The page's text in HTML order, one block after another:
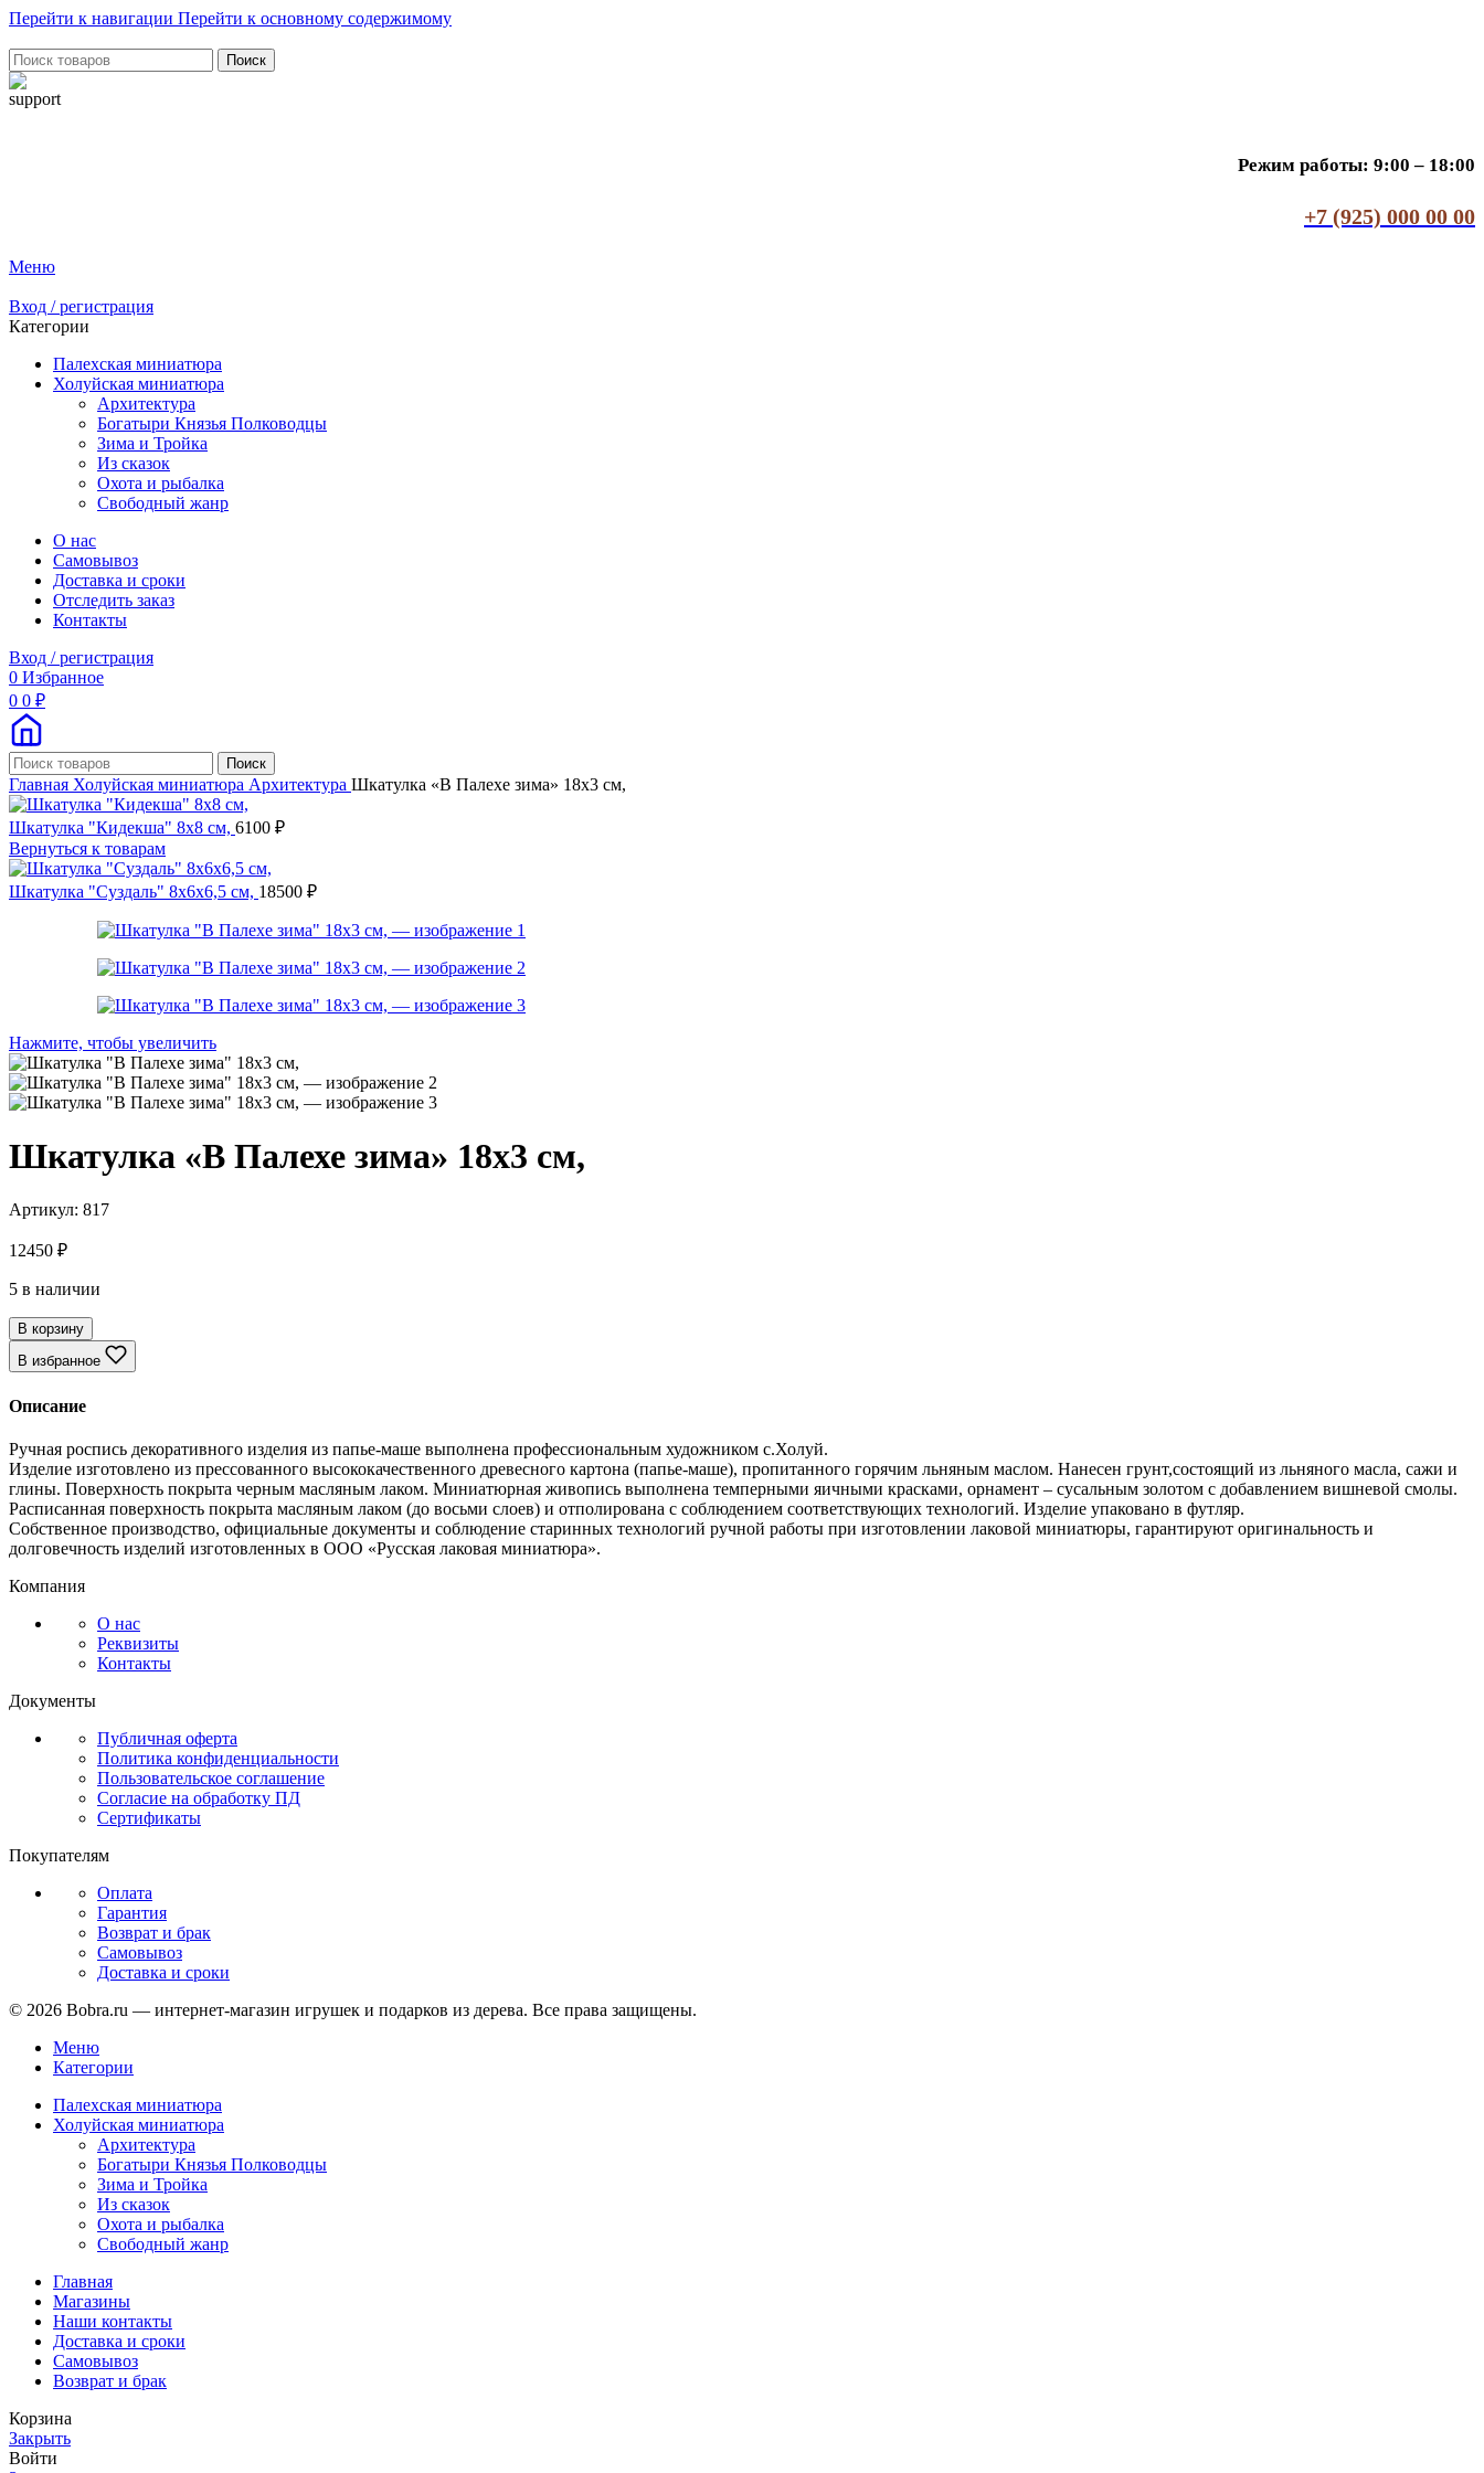
Перейти к навигации Перейти к основному содержимому
Поиск
Режим работы: 9:00 – 18:00
+7 (925) 000 00 00
Меню
Вход / регистрация
Категории
Палехская миниатюра
Холуйская миниатюра
Архитектура
Богатыри Князья Полководцы
Зима и Тройка
Из сказок
Охота и рыбалка
Свободный жанр
О нас
Самовывоз
Доставка и сроки
Отследить заказ
Контакты
Вход / регистрация
0 Избранное
0 0 ₽
Поиск
Главная Холуйская миниатюра Архитектура Шкатулка «В Палехе зима» 18х3 см,
Шкатулка "Кидекша" 8х8 см, 6100 ₽
Вернуться к товарам
Шкатулка "Суздаль" 8х6х6,5 см, 18500 ₽
Нажмите, чтобы увеличить
Шкатулка «В Палехе зима» 18х3 см,
Артикул: 817
12450 ₽
5 в наличии
В корзину
В избранное
Описание
Ручная роспись декоративного изделия из папье-маше выполнена профессиональным художником с.Холуй.
Изделие изготовлено из прессованного высококачественного древесного картона (папье-маше), пропитанного горячим льняным маслом. Нанесен грунт,состоящий из льняного масла, сажи и
глины. Поверхность покрыта черным масляным лаком. Миниатюрная живопись выполнена темперными яичными красками, орнамент – сусальным золотом с добавлением вишневой смолы.
Расписанная поверхность покрыта масляным лаком (до восьми слоев) и отполирована с соблюдением соответствующих технологий. Изделие упаковано в футляр.
Собственное производство, официальные документы и соблюдение старинных технологий ручной работы при изготовлении лаковой миниатюры, гарантируют оригинальность и
долговечность изделий изготовленных в ООО «Русская лаковая миниатюра».
Компания
О нас
Реквизиты
Контакты
Документы
Публичная оферта
Политика конфиденциальности
Пользовательское соглашение
Согласие на обработку ПД
Сертификаты
Покупателям
Оплата
Гарантия
Возврат и брак
Самовывоз
Доставка и сроки
© 2026 Bobra.ru — интернет-магазин игрушек и подарков из дерева. Все права защищены.
Меню
Категории
Палехская миниатюра
Холуйская миниатюра
Архитектура
Богатыри Князья Полководцы
Зима и Тройка
Из сказок
Охота и рыбалка
Свободный жанр
Главная
Магазины
Наши контакты
Доставка и сроки
Самовывоз
Возврат и брак
Корзина
Закрыть
Войти